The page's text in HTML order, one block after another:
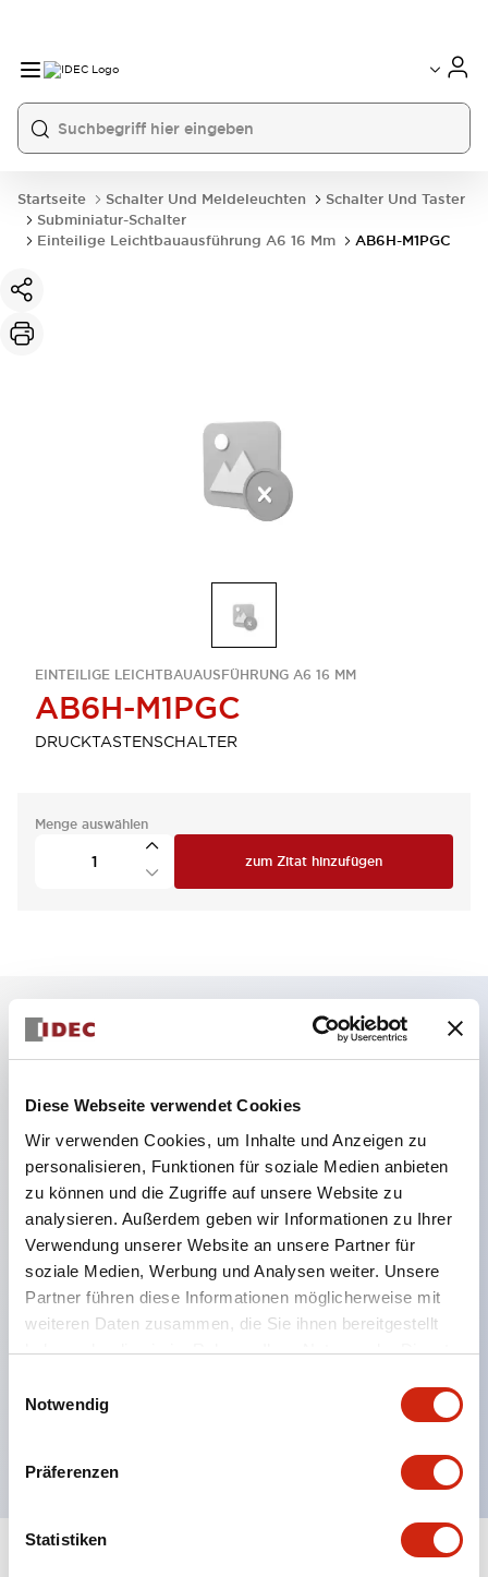
Diese Webseite verwendet Cookies
Wir verwenden Cookies, um Inhalte und Anzeigen zu
personalisieren, Funktionen für soziale Medien anbieten
zu können und die Zugriffe auf unsere Website zu
analysieren. Außerdem geben wir Informationen zu Ihrer
Verwendung unserer Website an unsere Partner für
soziale Medien, Werbung und Analysen weiter. Unsere
Partner führen diese Informationen möglicherweise mit
weiteren Daten zusammen, die Sie ihnen bereitgestellt
haben oder die sie im Rahmen Ihrer Nutzung der Dienste
Notwendig
Präferenzen
Statistiken
Startseite Schalter Und Meldeleuchten
Schalter Und Taster
Subminiatur-Schalter
Einteilige Leichtbauausführung A6 16 Mm
AB6H-M1PGC
EINTEILIGE LEICHTBAUAUSFÜHRUNG A6 16 MM
AB6H-M1PGC
DRUCKTASTENSCHALTER
Menge auswählen
zum Zitat hinzufügen
Hauptmerkmale
Geeignet für ein breites Anwendungsspektrum
von der Konsumelektronik bis zum FA-Bereich
LED-Beleuchtungseinheit mit integriertem
strombegrenzendem Widerstand und Diode im
LED-Lampenkörper
Schutzarten IP40 und IP65 vollständig verfügbar
(IEC 60529)
UL- und CSA-zertifiziert. Entspricht EN (Europa)
Mit speziellem Zubehör leicht auf Φ22 Flash-